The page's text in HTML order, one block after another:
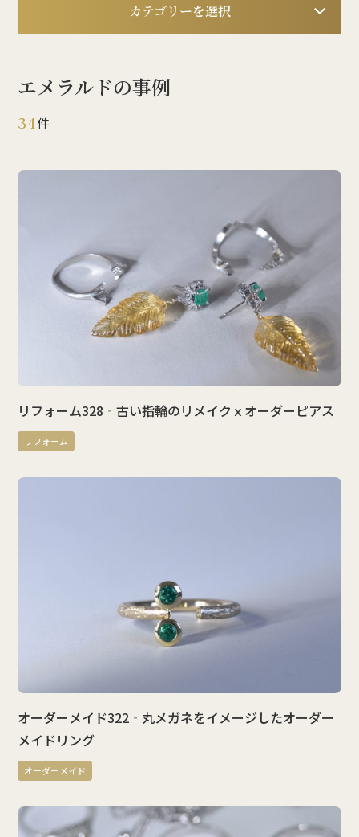
カテゴリーを選択
エメラルドの事例
34件
リフォーム328‐古い指輪のリメイクｘオーダーピアス
リフォーム
オーダーメイド322‐丸メガネをイメージしたオーダー
メイドリング
オーダーメイド